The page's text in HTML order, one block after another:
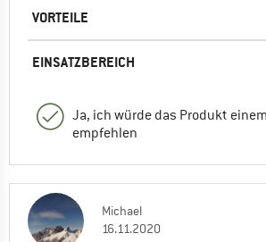
VORTEILE
EINSATZBEREICH
Ja, ich würde das Produkt
empfehlen
Michael
16.11.2020